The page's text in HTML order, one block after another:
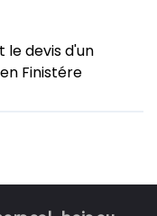
le devis d'un
Finistére